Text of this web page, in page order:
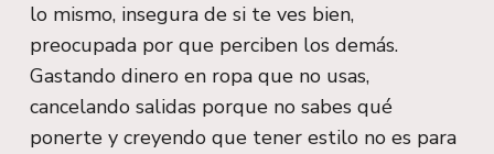
lo mismo, insegura de si te ves bien,
preocupada por que perciben los demás.
Gastando dinero en ropa que no usas,
cancelando salidas porque no sabes qué
ponerte y creyendo que tener estilo no es para